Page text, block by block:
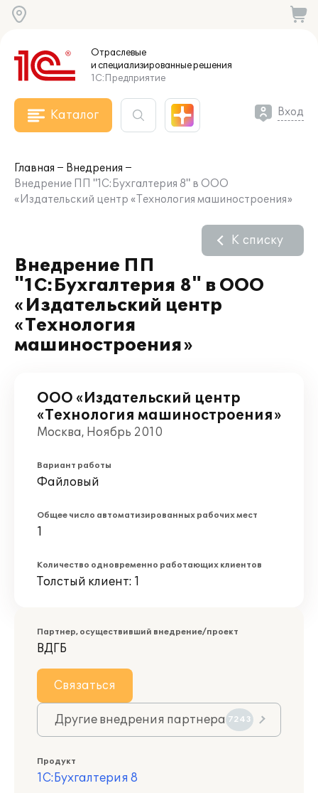
Отраслевые
и специализированныерешения
1С:Предприятие
Каталог Вход
Главная
Внедрения
Внедрение ПП "1С:Бухгалтерия 8" в ООО
«Издательский центр «Технология машиностроения»
Внедрение ПП
"1С:Бухгалтерия 8" в ООО
«Издательский центр
«Технология
машиностроения»
К списку
ООО «Издательский центр
«Технология машиностроения»
Москва, Ноябрь 2010
Вариант работы
Файловый
Общее число автоматизированных рабочих мест
1
Количество одновременно работающих клиентов
Толстый клиент: 1
Партнер, осуществивший внедрение/проект
ВДГБ
Связаться
Другие внедрения партнера 7243
Продукт
1С:Бухгалтерия 8